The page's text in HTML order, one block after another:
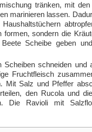
tränken, mit
marinieren lassen.
formen, sondern die
Scheibe geben
Scheiben schneiden
Fruchtfleisch
Mit Salz und Pfeffer
den Rucola und
Die Ravioli mit